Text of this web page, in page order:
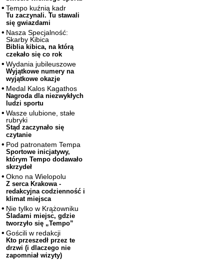
Tempo kuźnią kadr
Tu zaczynali. Tu stawali
się gwiazdami
Nasza Specjalność:
Skarby Kibica
Biblia kibica, na którą
czekało się co rok
Wydania jubileuszowe
Wyjątkowe numery na
wyjątkowe okazje
Medal Kalos Kagathos
Nagroda dla niezwykłych
ludzi sportu
Wasze ulubione, stałe
rubryki
Stąd zaczynało się
czytanie
Pod patronatem Tempa
Sportowe inicjatywy,
którym Tempo dodawało
skrzydeł
Okno na Wielopolu
Z serca Krakowa -
redakcyjna codzienność i
klimat miejsca
Nie tylko w Krążowniku
Śladami miejsc, gdzie
tworzyło się „Tempo”
Gościli w redakcji
Kto przeszedł przez te
drzwi (i dlaczego nie
zapomniał wizyty)